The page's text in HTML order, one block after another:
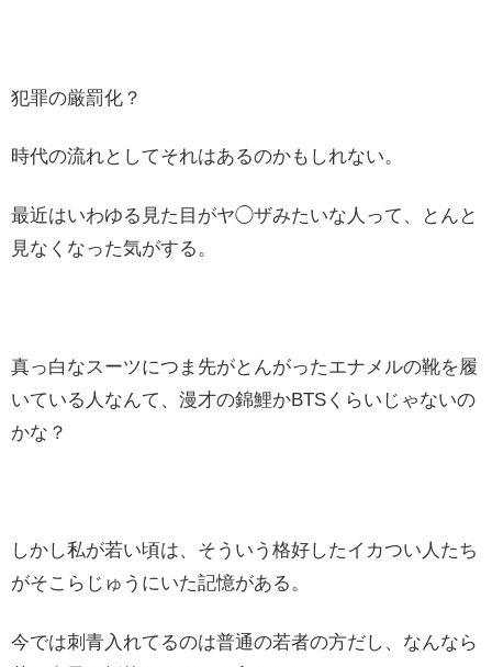
犯罪の厳罰化？
時代の流れとしてそれはあるのかもしれない。
最近はいわゆる見た目がヤ◯ザみたいな人って、とんと
見なくなった気がする。
真っ白なスーツにつま先がとんがったエナメルの靴を履
いている人なんて、漫才の錦鯉かBTSくらいじゃないの
かな？
しかし私が若い頃は、そういう格好したイカつい人たち
がそこらじゅうにいた記憶がある。
今では刺青入れてるのは普通の若者の方だし、なんなら